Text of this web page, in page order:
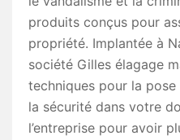
produits conçus pour
propriété. Implantée à
société Gilles élagage
techniques pour la pose
la sécurité dans votre
l’entreprise pour avoir